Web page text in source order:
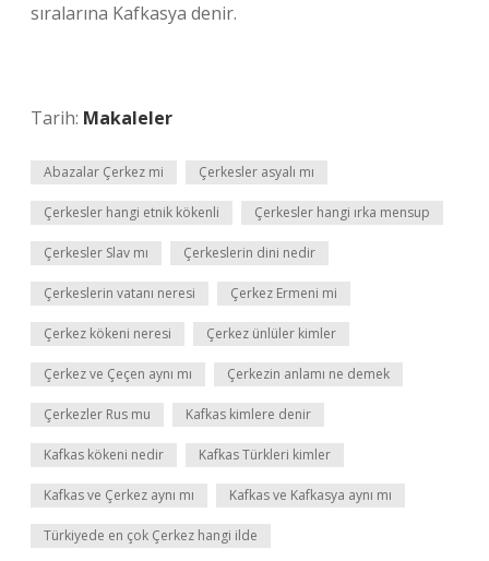
sıralarına Kafkasya denir.
Tarih: Makaleler
Abazalar Çerkez mi Çerkesler asyalı mı
Çerkesler hangi etnik kökenli Çerkesler hangi ırka mensup
Çerkesler Slav mı Çerkeslerin dini nedir
Çerkeslerin vatanı neresi Çerkez Ermeni mi
Çerkez kökeni neresi Çerkez ünlüler kimler
Çerkez ve Çeçen aynı mı Çerkezin anlamı ne demek
Çerkezler Rus mu Kafkas kimlere denir
Kafkas kökeni nedir Kafkas Türkleri kimler
Kafkas ve Çerkez aynı mı Kafkas ve Kafkasya aynı mı
Türkiyede en çok Çerkez hangi ilde